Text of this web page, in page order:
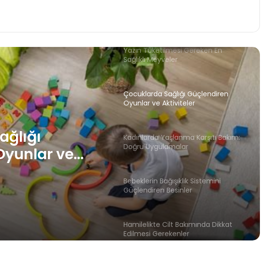
ve
Doğru
Çocuklarda Sağlığı Güçlendiren
Oyunlar ve Aktiviteler
Kadınlarda Yaşlanma Karşıtı Bakım:
Doğru Uygulamalar
Bebeklerin Bağışıklık Sistemini
Güçlendiren Besinler
Hamilelikte Cilt Bakımında Dikkat
Edilmesi Gerekenler
Kilo Verme Sürecinde Süper Gıdalar